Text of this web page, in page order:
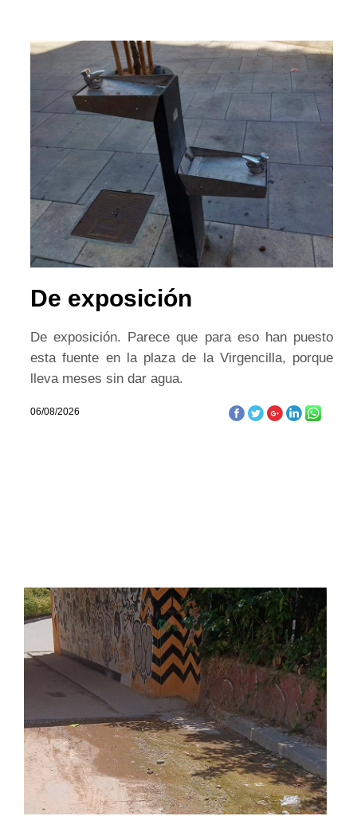
De exposición
De exposición. Parece que para eso han puesto
esta fuente en la plaza de la Virgencilla, porque
lleva meses sin dar agua.
06/08/2026